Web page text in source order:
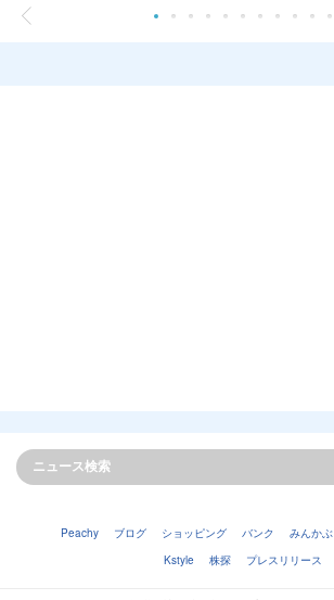
Peachy ブログ ショッピング バンク みんかぶ
Kstyle
株探 プレスリリース